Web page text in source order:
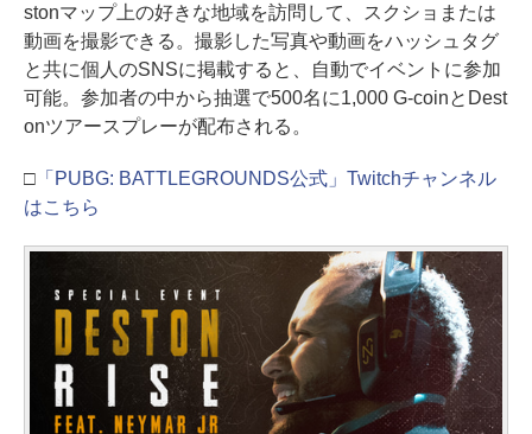
stonマップ上の好きな地域を訪問して、スクショまたは
動画を撮影できる。撮影した写真や動画をハッシュタグ
と共に個人のSNSに掲載すると、自動でイベントに参加
可能。参加者の中から抽選で500名に1,000 G-coinとDest
onツアースプレーが配布される。
□ 「PUBG: BATTLEGROUNDS公式」Twitchチャンネル
はこちら